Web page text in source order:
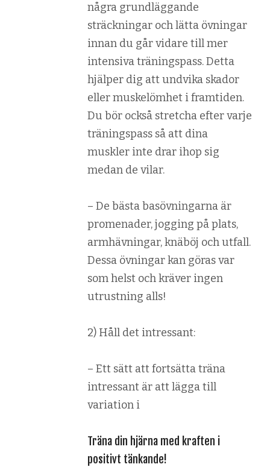
några grundläggande
sträckningar och lätta övningar
innan du går vidare till mer
intensiva träningspass. Detta
hjälper dig att undvika skador
eller muskelömhet i framtiden.
Du bör också stretcha efter varje
träningspass så att dina
muskler inte drar ihop sig
medan de vilar.
– De bästa basövningarna är
promenader, jogging på plats,
armhävningar, knäböj och utfall.
Dessa övningar kan göras var
som helst och kräver ingen
utrustning alls!
2) Håll det intressant:
– Ett sätt att fortsätta träna
intressant är att lägga till
variation i
Träna din hjärna med kraften i
positivt tänkande!